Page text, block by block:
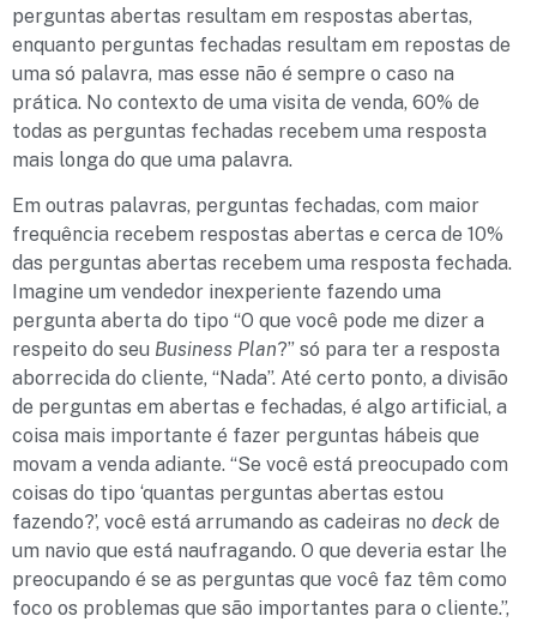
perguntas abertas resultam em respostas abertas,
enquanto perguntas fechadas resultam em repostas de
uma só palavra, mas esse não é sempre o caso na
prática. No contexto de uma visita de venda, 60% de
todas as perguntas fechadas recebem uma resposta
mais longa do que uma palavra.
Em outras palavras, perguntas fechadas, com maior
frequência recebem respostas abertas e cerca de 10%
das perguntas abertas recebem uma resposta fechada.
Imagine um vendedor inexperiente fazendo uma
pergunta aberta do tipo “O que você pode me dizer a
respeito do seu Business Plan?” só para ter a resposta
aborrecida do cliente, “Nada”. Até certo ponto, a divisão
de perguntas em abertas e fechadas, é algo artificial, a
coisa mais importante é fazer perguntas hábeis que
movam a venda adiante. “Se você está preocupado com
coisas do tipo ‘quantas perguntas abertas estou
fazendo?’, você está arrumando as cadeiras no deck de
um navio que está naufragando. O que deveria estar lhe
preocupando é se as perguntas que você faz têm como
foco os problemas que são importantes para o cliente.”,